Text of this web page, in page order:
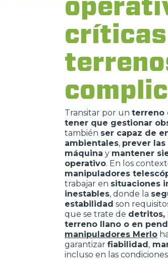
Transitar por un terreno
tener que gestionar
también ser capaz de
ambientales, prever
máquina y mantener
operativo. En los
manipuladores
trabajar en situaciones
inestables, donde la
estabilidad son
que se trate de detritos,
terreno llano o en
manipuladores Merlo
garantizar fiabilidad,
incluso en las